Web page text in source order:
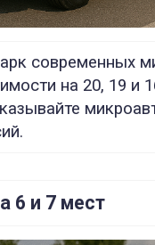
современных
на 20, 19 и
6 и 7 мест